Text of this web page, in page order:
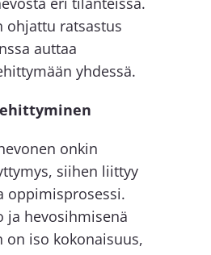
ohjattu ratsastus
auttaa
yhdessä.
onkin
siihen liittyy
oppimisprosessi.
ja hevosihmisenä
on iso kokonaisuus,